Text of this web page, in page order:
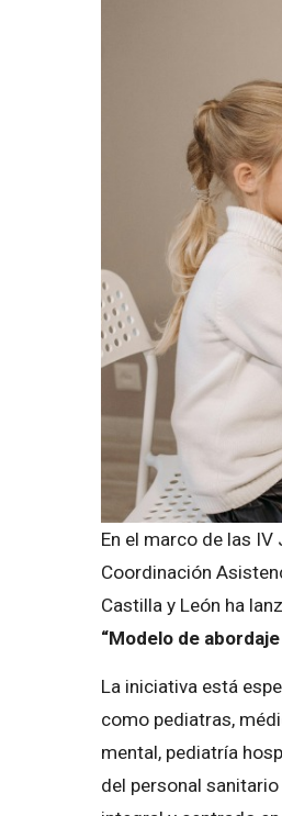
En el marco de las
Coordinación
Castilla y León ha
“Modelo de
La iniciativa está
como pediatras,
mental, pediatría
del personal